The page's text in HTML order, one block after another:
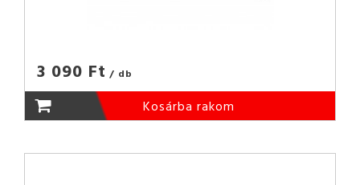
3 090 Ft / db
Kosárba rakom